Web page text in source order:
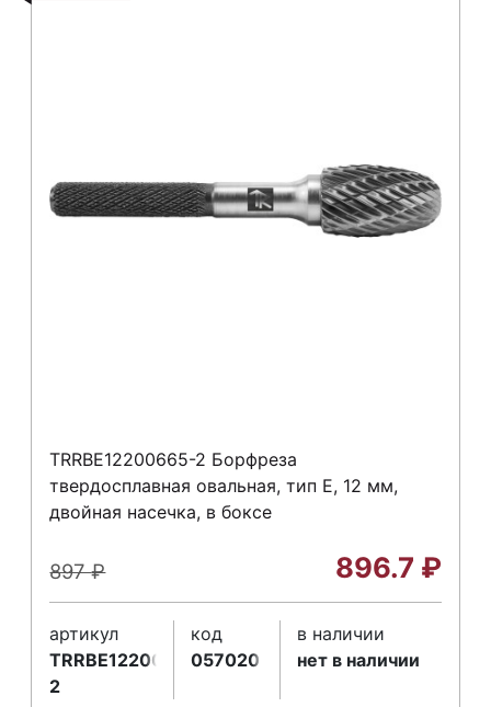
TRRBE12200665-2 Борфреза
твердосплавная овальная, тип E, 12 мм,
двойная насечка, в боксе
897₽ 896.7 ₽
артикул
TRRBE12200665-
2
код
057020
в наличии
нет в наличии